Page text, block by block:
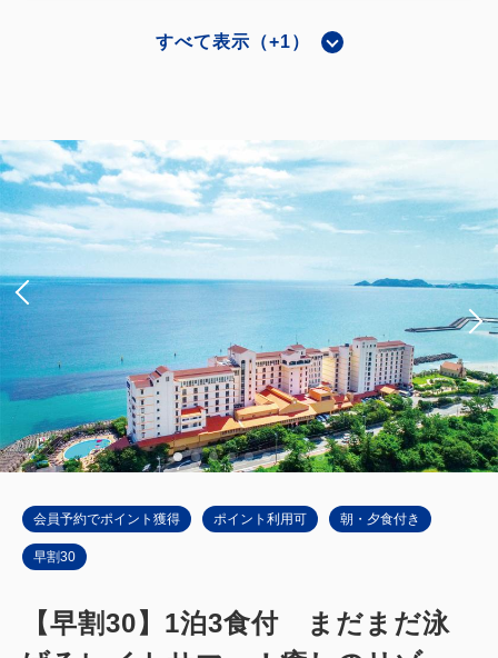
大人2名1室
税・手数料込
合計 53,000円~
ンタワー）Bタイプ
獲得ポイント 530~
禁煙 37.00m2
ダブルサイズ×2 Wi-Fiあり（無料）
すべて表示（+1）
会員予約でポイント獲得 ポイント利用可 朝・夕食付き
早割30
【早割30】1泊3食付 まだまだ泳